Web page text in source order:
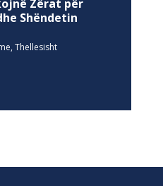
Zërat për
Shëndetin
, Thellesisht